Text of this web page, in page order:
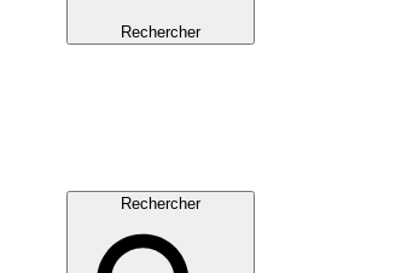
Rechercher
Rechercher